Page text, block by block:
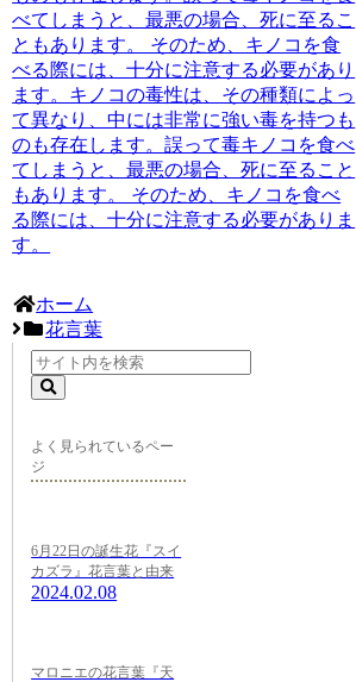
べてしまうと、最悪の場合、死に至るこ
ともあります。 そのため、キノコを食
べる際には、十分に注意する必要があり
ます。キノコの毒性は、その種類によっ
て異なり、中には非常に強い毒を持つも
のも存在します。誤って毒キノコを食べ
てしまうと、最悪の場合、死に至ること
もあります。 そのため、キノコを食べ
る際には、十分に注意する必要がありま
す。
ホーム
花言葉
よく見られているペー
ジ
6月22日の誕生花『スイ
カズラ』花言葉と由来
2024.02.08
マロニエの花言葉『天